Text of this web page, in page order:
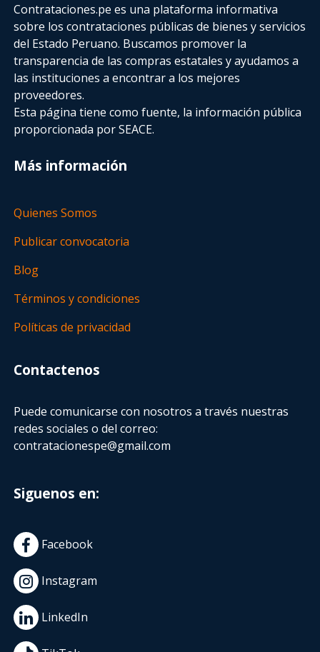
Contrataciones.pe es una plataforma informativa
sobre los contrataciones públicas de bienes y servicios
del Estado Peruano. Buscamos promover la
transparencia de las compras estatalesy ayudamos a
las instituciones a encontrar a los mejores
proveedores.
Esta página tiene como fuente, la información pública
proporcionada por SEACE.
Más información
Quienes Somos
Publicar convocatoria
Blog
Términos y condiciones
Políticas de privacidad
Contactenos
Puede comunicarse con nosotros a través nuestras
redes sociales o del correo:
contratacionespe@gmail.com
Siguenos en:
Facebook
Instagram
LinkedIn